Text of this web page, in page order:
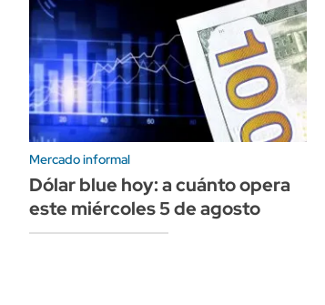
Mercado informal
Dólar blue hoy: a cuánto opera
este miércoles 5 de agosto